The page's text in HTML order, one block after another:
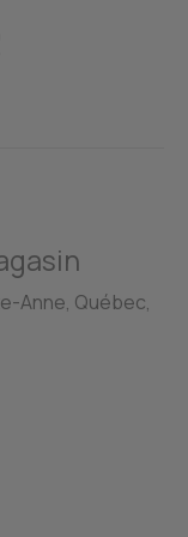
Anne, Québec,